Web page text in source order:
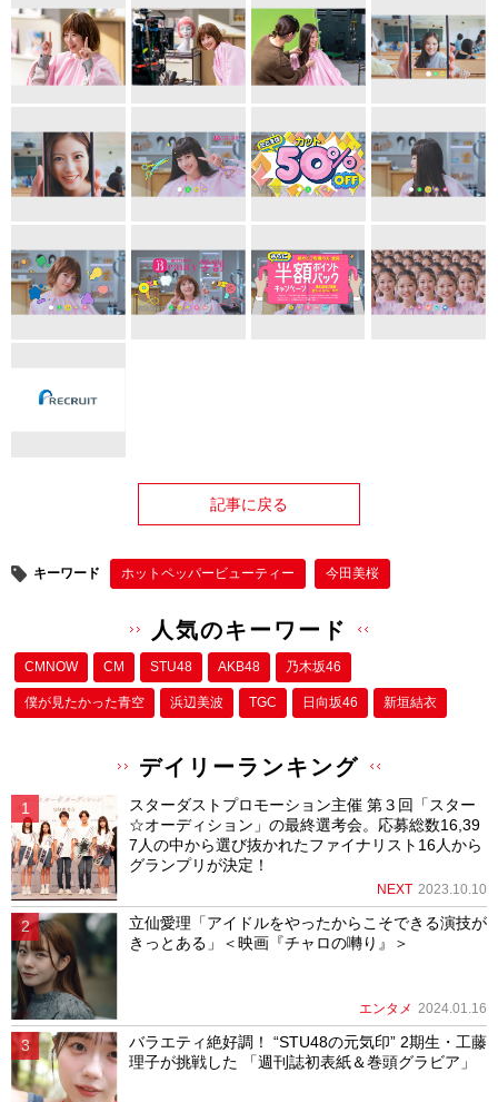
記事に戻る
キーワード ホットペッパービューティー 今田美桜
人気のキーワード
CMNOW CM STU48 AKB48 乃木坂46
僕が⾒たかった⻘空 浜辺美波 TGC 日向坂46 新垣結衣
デイリーランキング
スターダストプロモーション主催 第３回「スター
☆オーディション」の最終選考会。応募総数16,39
7人の中から選び抜かれたファイナリスト16人から
グランプリが決定！
NEXT 2023.10.10
立仙愛理「アイドルをやったからこそできる演技が
きっとある」＜映画『チャロの囀り』＞
エンタメ 2024.01.16
バラエティ絶好調！ “STU48の元気印” 2期生・工藤
理子が挑戦した 「週刊誌初表紙＆巻頭グラビア」